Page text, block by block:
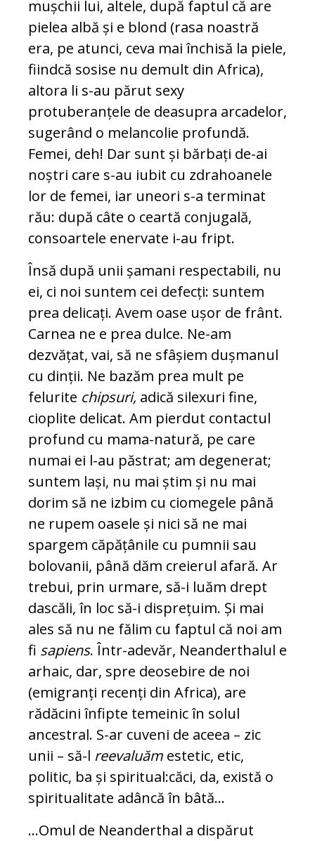
mușchii lui, altele, după faptul că are
pielea albă și e blond (rasa noastră
era, pe atunci, ceva mai închisă la piele,
fiindcă sosise nu demult din Africa),
altora li s-au părut sexy
protuberanțele de deasupra arcadelor,
sugerând o melancolie profundă.
Femei, deh! Dar sunt și bărbați de-ai
noștri care s-au iubit cu zdrahoanele
lor de femei, iar uneori s-a terminat
rău: după câte o ceartă conjugală,
consoartele enervate i-au fript.
Însă după unii șamani respectabili, nu
ei, ci noi suntem cei defecți: suntem
prea delicați. Avem oase ușor de frânt.
Carnea ne e prea dulce. Ne-am
dezvățat, vai, să ne sfâșiem dușmanul
cu dinții. Ne bazăm prea mult pe
felurite chipsuri, adică silexuri fine,
cioplite delicat. Am pierdut contactul
profund cu mama-natură, pe care
numai ei l-au păstrat; am degenerat;
suntem lași, nu mai știm și nu mai
dorim să ne izbim cu ciomegele până
ne rupem oasele și nici să ne mai
spargem căpățânile cu pumnii sau
bolovanii, până dăm creierul afară. Ar
trebui, prin urmare, să-i luăm drept
dascăli, în loc să-i disprețuim. Și mai
ales să nu ne fălim cu faptul că noi am
fi sapiens. Într-adevăr, Neanderthalul e
arhaic, dar, spre deosebire de noi
(emigranți recenți din Africa), are
rădăcini înfipte temeinic în solul
ancestral. S-ar cuveni de aceea – zic
unii – să-l reevaluăm estetic, etic,
politic, ba și spiritual:căci, da, există o
spiritualitate adâncă în bâtă...
...Omul de Neanderthal a dispărut